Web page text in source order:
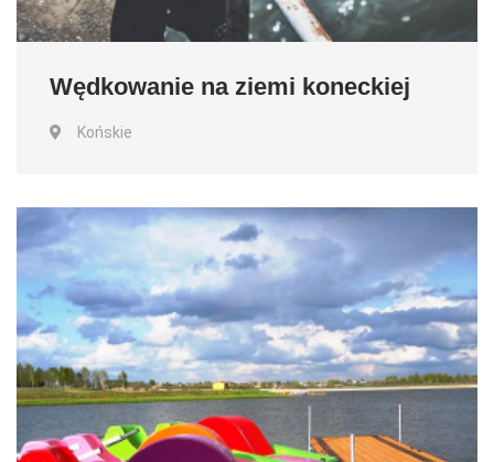
Wędkowanie na ziemi koneckiej
Końskie